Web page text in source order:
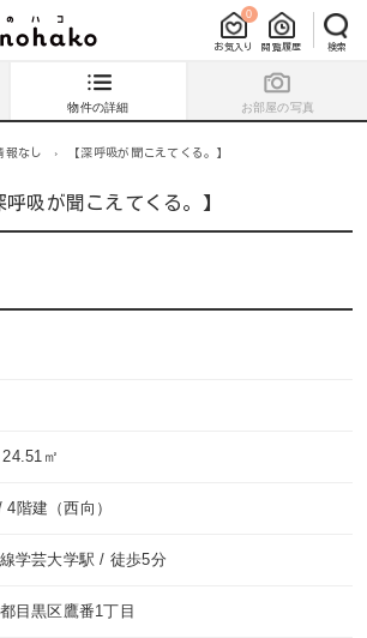
お気入り
0
閲覧履歴 検索
物件の詳細 お部屋の写真
報なし › 【深呼吸が聞こえてくる。】
呼吸が聞こえてくる。】
㎡
4階建（西向）
学芸大学駅 / 徒歩5分
目黒区鷹番1丁目